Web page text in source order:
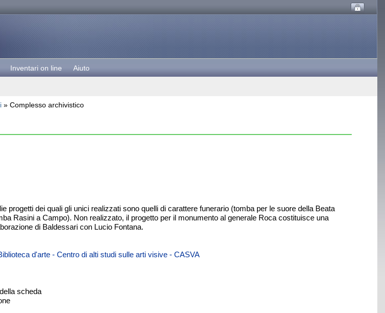
Inventari on line Aiuto
» Complesso archivistico
progetti dei quali gli unici realizzati sono quelli di carattere funerario (tomba per le suore della Beata
Rasini a Campo). Non realizzato, il progetto per il monumento al generale Roca costituisce una
di Baldessari con Lucio Fontana.
d'arte - Centro di alti studi sulle arti visive - CASVA
scheda